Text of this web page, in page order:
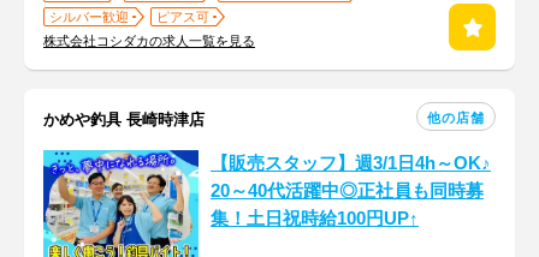
シルバー歓迎
ピアス可
株式会社コシダカの求人一覧を見る
かめや釣具 長崎時津店 他の店舗
【販売スタッフ】週3/1日4h～OK♪
20～40代活躍中◎正社員も同時募
集！土日祝時給100円UP↑